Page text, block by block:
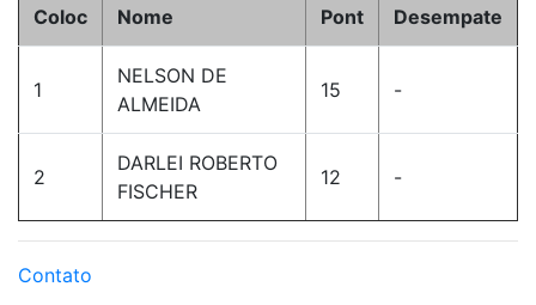
Coloc Nome Pont Desempate
1
NELSON DE
ALMEIDA
15 -
2
DARLEI ROBERTO
FISCHER
12 -
Contato